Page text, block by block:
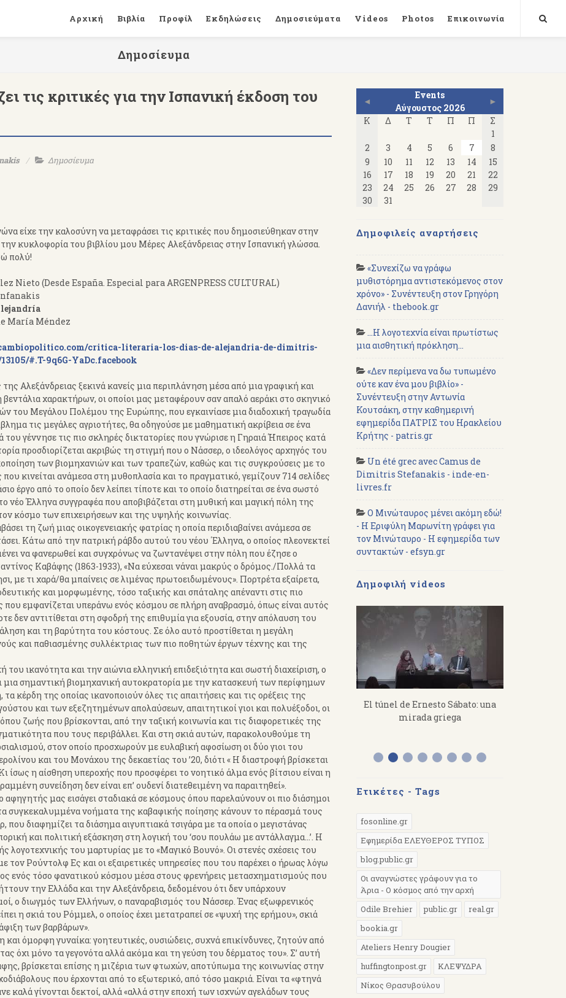
Αρχική Βιβλία Προφίλ Εκδηλώσεις Δημοσιεύματα Videos Photos Επικοινωνία
Δημοσίευμα
τις κριτικές για την Ισπανική έκδοση του
Δημοσίευμα
είχε την καλοσύνη να μεταφράσει τις κριτικές που δημοσιεύθηκαν στην
κυκλοφορία του βιβλίου μου Μέρες Αλεξάνδρειας στην Ισπανική γλώσσα.
πολύ!
Nieto (Desde España. Especial para ARGENPRESS CULTURAL)
María Méndez
critica-literaria-los-dias-de-alejandria-de-dimitris-
#.T-9q6G-YaDc.facebook
Αλεξάνδρειας ξεκινά κανείς μια περιπλάνηση μέσα από μια γραφική και
βεντάλια χαρακτήρων, οι οποίοι μας μεταφέρουν σαν απαλό αεράκι στο σκηνικό
του Μεγάλου Πολέμου της Ευρώπης, που εγκαινίασε μια διαδοχική τραγωδία
τις μεγάλες αγριοτήτες, θα οδηγούσε με μαθηματική ακρίβεια σε ένα
γέννησε τις πιο σκληρές δικτατορίες που γνώρισε η Γηραιά Ήπειρος κατά
προσδιορίζεται ακριβώς τη στιγμή που ο Νάσσερ, ο ιδεολόγος αρχηγός του
των βιομηχανιών και των τραπεζών, καθώς και τις συγκρούσεις με το
κινείται ανάμεσα στη μυθοπλασία και το πραγματικό, γεμίζουν 714 σελίδες
έργο από το οποίο δεν λείπει τίποτε και το οποίο διατηρείται σε ένα σωστό
νέο Έλληνα συγγραφέα που αποβιβάζεται στη μυθική και μαγική πόλη της
κόσμο των επιχειρήσεων και της υψηλής κοινωνίας.
τη ζωή μιας οικογενειακής φατρίας η οποία περιδιαβαίνει ανάμεσα σε
Κάτω από την πατρική ράβδο αυτού του νέου ΄Ελληνα, ο οποίος πλεονεκτεί
να φανερωθεί και συγχρόνως να ζωντανέψει στην πόλη που έζησε ο
Καβάφης (1863-1933), «Να εύχεσαι νάναι μακρύς ο δρόμος./Πολλά τα
με τι χαρά/θα μπαίνεις σε λιμένας πρωτοειδωμένους». Πορτρέτα εξαίρετα,
και μορφωμένης, τόσο ταξικής και σπάταλης απέναντι στις πιο
που εμφανίζεται υπεράνω ενός κόσμου σε πλήρη αναβρασμό, όπως είναι αυτός
δεν αντιτίθεται στη σφοδρή της επιθυμία για εξουσία, στην απόλαυση του
και τη βαρύτητα του κόστους. Σε όλο αυτό προστίθεται η μεγάλη
και παθιασμένης συλλέκτριας των πιο ποθητών έργων τέχνης και της
ικανότητα και την αιώνια ελληνική επιδεξιότητα και σωστή διαχείριση, ο
σημαντική βιομηχανική αυτοκρατορία με την κατασκευή των περίφημων
κέρδη της οποίας ικανοποιούν όλες τις απαιτήσεις και τις ορέξεις της
και των εξεζητημένων απολαύσεων, απαιτητικοί γιοι και πολυέξοδοι, οι
ζωής που βρίσκονται, από την ταξική κοινωνία και τις διαφορετικές της
που τους περιβάλλει. Και στη σκιά αυτών, παρακολουθούμε τη
στον οποίο προσχωρούν με ευλαβική αφοσίωση οι δύο γιοι του
και του Μονάχου της δεκαετίας του ’20, διότι « Η διαστροφή βρίσκεται
η αίσθηση υπεροχής που προσφέρει το νοητικό άλμα ενός βίτσιου είναι η
συνείδηση δεν είναι επ’ ουδενί διατεθειμένη να παραιτηθεί».
αφηγητής μας εισάγει σταδιακά σε κόσμους όπου παρελαύνουν οι πιο διάσημοι
συγκεκαλυμμένα νοήματα της καβαφικής ποίησης κάνουν το πέρασμά τους
διαφημίζει τα διάσημα αιγυπτιακά τσιγάρα με τα οποία ο μεγιστάνας
και πολιτική εξάσκηση στη λογική του ‘σου πουλάω με αντάλλαγμα...’. Η
του μαρτυρίας με το «Μαγικό Βουνό». Οι στενές σχέσεις του
τον Ρούντολφ Ες και οι εξαιρετικές υπηρεσίες που του παρέχει ο ήρωας λόγω
ενός τόσο φανατικού κόσμου μέσα στους φρενήρεις μετασχηματισμούς που
την Ελλάδα και την Αλεξάνδρεια, δεδομένου ότι δεν υπάρχουν
ο διωγμός των Ελλήνων, ο παναραβισμός του Νάσσερ. Ένας εξωφρενικός
η σκιά του Ρόμμελ, ο οποίος έχει μετατραπεί σε «ψυχή της ερήμου», σκιά
των βαρβάρων».
όμορφη γυναίκα: γοητευτικές, ουσιώδεις, συχνά επικίνδυνες, ζητούν από
όχι μόνο τα γεγονότα αλλά ακόμα και τη γεύση του δέρματος του». Σ’ αυτή
βρίσκεται επίσης η μιζέρια των φτωχών, αποτύπωμα της κοινωνίας στην
που έρχονται από το εξωτερικό, από τόσο μακριά. Είναι τα «φτηνά
καλά γίνονται δεκτοί, αλλά «αλλά στην εποχή των ισχνών αγελάδων τους
◄
Events
Αύγουστος 2026
►
Κ
Δ Τ Τ Π Π
Σ
1
2
3 4 5 6 7
8
9
10 11 12 13 14
15
16
17 18 19 20 21
22
23
24 25 26 27 28
29
30
31
Δημοφιλείς αναρτήσεις
«Συνεχίζω να γράφω
μυθιστόρημα αντιστεκόμενος στον
χρόνο» - Συνέντευξη στον Γρηγόρη
Δανιήλ - thebook.gr
...Η λογοτεχνία είναι πρωτίστως
μια αισθητική πρόκληση...
«Δεν περίμενα να δω τυπωμένο
ούτε καν ένα μου βιβλίο» -
Συνέντευξη στην Αντωνία
Κουτσάκη, στην καθημερινή
εφημερίδα ΠΑΤΡΙΣ του Ηρακλείου
Κρήτης - patris.gr
Un été grec avec Camus de
Dimitris Stefanakis - inde-en-
livres.fr
Ο Μινώταυρος μένει ακόμη εδώ!
- Η Εριφύλη Μαρωνίτη γράφει για
τον Μινώταυρο - Η εφημερίδα των
συντακτών - efsyn.gr
Δημοφιλή videos
- Ο
Εκδ.ΨΥΧΟΓΙΟΣ-Μέρες
Αλεξάνδρειας-Δημήτρης
Στεφανάκης
【AllenTalk】Dimitris
Stefanakis：Genius is a toil, you
have to work hard.
El túnel de Ernesto Sábato: una
mirada griega
Ετικέτες - Tags
fosonline.gr
Εφημερίδα ΕΛΕΥΘΕΡΟΣ ΤΥΠΟΣ
blog.public.gr
Οι αναγνώστες γράφουν για το
Άρια - Ο κόσμος από την αρχή
Odile Brehier
public.gr
real.gr
bookia.gr
Ateliers Henry Dougier
huffingtonpost.gr
ΚΛΕΨΥΔΡΑ
Νίκος Θρασυβούλου